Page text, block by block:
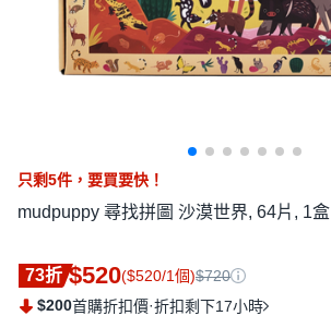
只剩5件， 要買要快！
mudpuppy 尋找拼圖 沙漠世界, 64片, 1盒
73折 $520($520/1個)$720
$200首購折扣價·折扣剩下17小時